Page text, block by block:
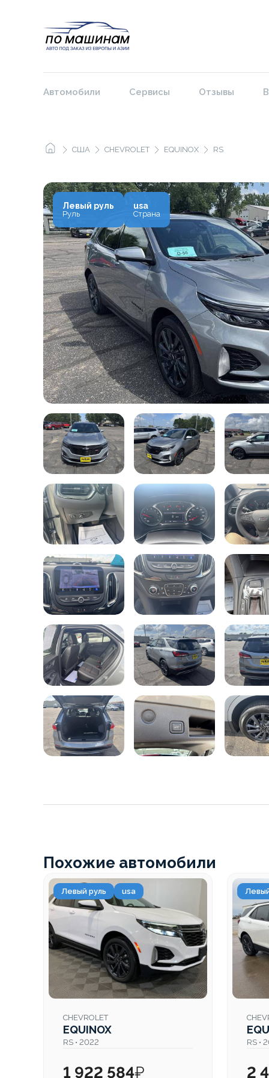
Автомобили Сервисы Отзывы
США CHEVROLET EQUINOX RS
Левый руль
Руль
usa
Страна
Похожие автомобили
Левый руль usa
CHEVROLET
EQUINOX
RS • 2022
1 922 584₽
RS •
2